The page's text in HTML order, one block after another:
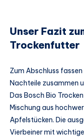
Unser Fazit
Trockenfutter
Zum Abschluss
Nachteile zusammen
Das Bosch Bio
Mischung aus
Apfelstücken. Die
Vierbeiner mit